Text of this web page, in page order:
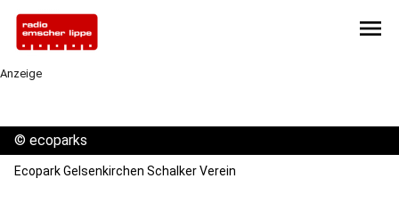
menu
Anzeige
© ecoparks
Ecopark Gelsenkirchen Schalker Verein